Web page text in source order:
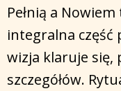
Pełnią a
integralna część
wizja klaruje się,
szczegółów.